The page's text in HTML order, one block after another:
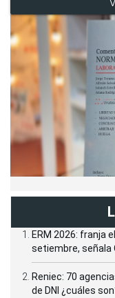
ERM 2026: franja
setiembre, señala
Reniec: 70
de DNI ¿cuáles